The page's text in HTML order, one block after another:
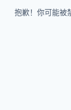
抱歉！你可能被